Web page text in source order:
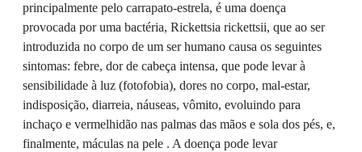
principalmente pelo carrapato-estrela, é uma doença
provocada por uma bactéria, Rickettsia rickettsii, que ao ser
introduzida no corpo de um ser humano causa os seguintes
sintomas: febre, dor de cabeça intensa, que pode levar à
sensibilidade à luz (fotofobia), dores no corpo, mal-estar,
indisposição, diarreia, náuseas, vômito, evoluindo para
inchaço e vermelhidão nas palmas das mãos e sola dos pés, e,
finalmente, máculas na pele . A doença pode levar